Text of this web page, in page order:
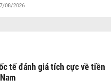
08/2026
tế đánh giá tích cực về tiền